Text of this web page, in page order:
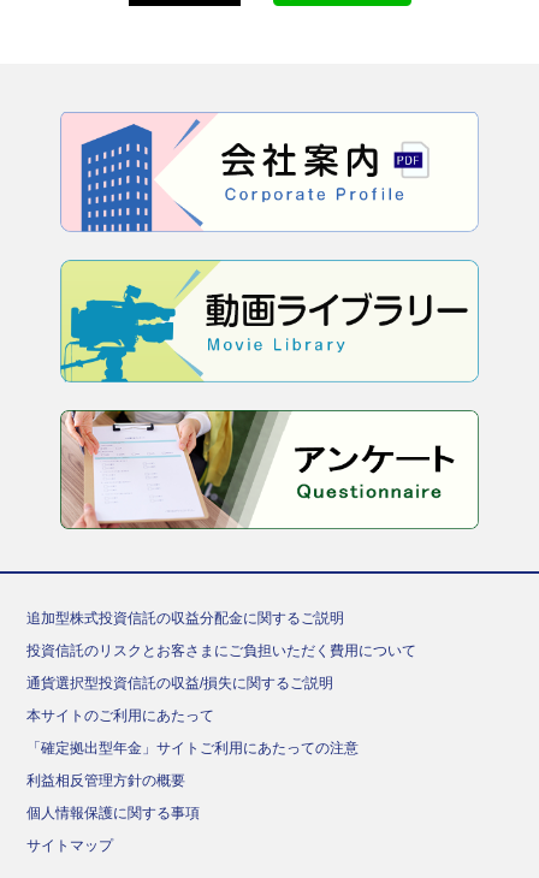
追加型株式投資信託の収益分配金に関するご説明
投資信託のリスクとお客さまにご負担いただく費用について
通貨選択型投資信託の収益/損失に関するご説明
本サイトのご利用にあたって
「確定拠出型年金」サイトご利用にあたっての注意
利益相反管理方針の概要
個人情報保護に関する事項
サイトマップ